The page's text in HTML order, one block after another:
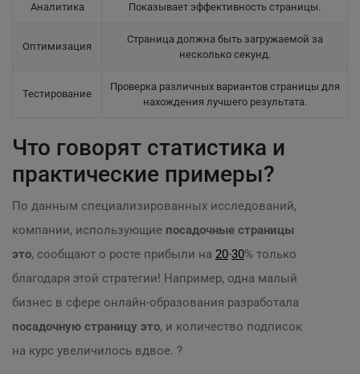
Аналитика Показывает эффективность страницы.
Оптимизация
Страница должна быть загружаемой за
несколько секунд.
Тестирование
Проверка различных вариантов страницы для
нахождения лучшего результата.
Что говорят статистика и
практические примеры?
По данным специализированных исследований,
компании, использующие посадочные страницы
это, сообщают о росте прибыли на 20-30% только
благодаря этой стратегии! Например, одна малый
бизнес в сфере онлайн-образования разработала
посадочную страницу это, и количество подписок
на курс увеличилось вдвое. ?